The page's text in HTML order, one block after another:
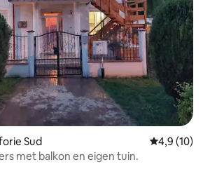
Sud
4,9 (10)
met balkon en eigen tuin.